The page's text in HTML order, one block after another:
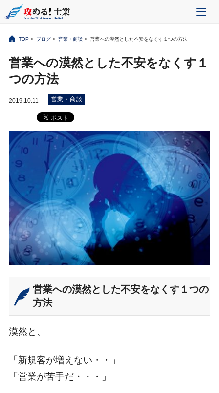
TOP> ブログ> 営業・商談 > 営業への漠然とした不安をなくす１つの方法
営業への漠然とした不安をなくす１
つの方法
2019.10.11 営業・商談
営業への漠然とした不安をなくす１つの
方法
漠然と、
「新規客が増えない・・」
「営業が苦手だ・・・」